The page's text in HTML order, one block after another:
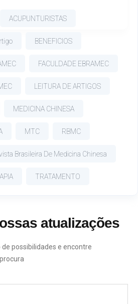
ACUPUNTURISTAS
BENEFICIOS
FACULDADE EBRAMEC
LEITURA DE ARTIGOS
MEDICINA CHINESA
MTC RBMC
Brasileira De Medicina Chinesa
TRATAMENTO
atualizações
possibilidades e encontre